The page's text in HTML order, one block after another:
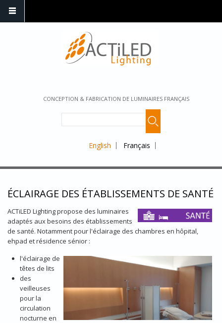
CONCEPTION & FABRICATION DE LUMINAIRES FRANÇAIS
English Français
ÉCLAIRAGE DES ÉTABLISSEMENTS DE SANTÉ
ACTiLED Lighting propose des luminaires
adaptés aux besoins des établissements
de santé. Notamment pour l'éclairage des chambres en hôpital,
ehpad et résidence sénior :
l'éclairage de
têtes de lits
des
veilleuses
pour la
circulation
nocturne en